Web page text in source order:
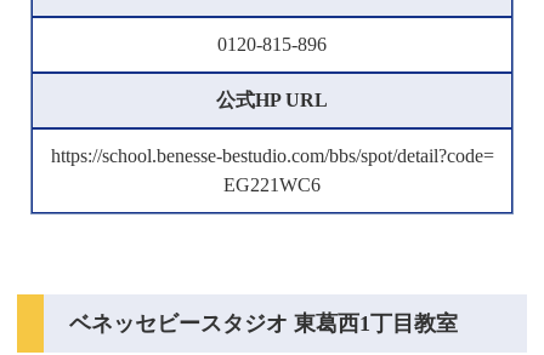
0120-815-896
公式HP URL
https://school.benesse-bestudio.com/bbs/spot/detail?code=
EG221WC6
ベネッセビースタジオ 東葛西1丁目教室